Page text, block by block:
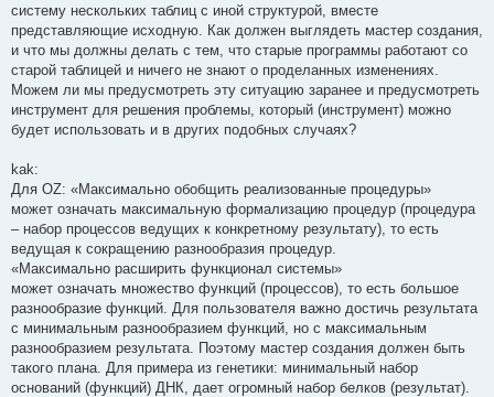
систему нескольких таблиц с иной структурой, вместе
представляющие исходную. Как должен выглядеть мастер создания,
и что мы должны делать с тем, что старые программы работают со
старой таблицей и ничего не знают о проделанных изменениях.
Можем ли мы предусмотреть эту ситуацию заранее и предусмотреть
инструмент для решения проблемы, который (инструмент) можно
будет использовать и в других подобных случаях?
kak:
Для OZ: «Максимально обобщить реализованные процедуры»
может означать максимальную формализацию процедур (процедура
– набор процессов ведущих к конкретному результату), то есть
ведущая к сокращению разнообразия процедур.
«Максимально расширить функционал системы»
может означать множество функций (процессов), то есть большое
разнообразие функций. Для пользователя важно достичь результата
с минимальным разнообразием функций, но с максимальным
разнообразием результата. Поэтому мастер создания должен быть
такого плана. Для примера из генетики: минимальный набор
оснований (функций) ДНК, дает огромный набор белков (результат).